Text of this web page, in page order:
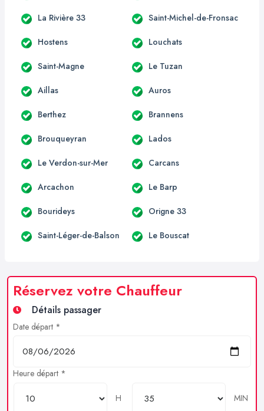
La Rivière 33 Saint-Michel-de-Fronsac
Hostens Louchats
Saint-Magne Le Tuzan
Aillas Auros
Berthez Brannens
Brouqueyran Lados
Le Verdon-sur-Mer Carcans
Arcachon Le Barp
Bourideys Origne 33
Saint-Léger-de-Balson Le Bouscat
Réservez votre Chauffeur
Détails passager
Date départ *
Heure départ *
H
MIN